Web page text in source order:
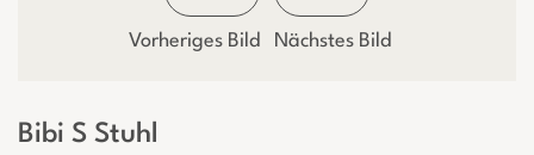
Vorheriges Bild Nächstes Bild
Bibi S Stuhl